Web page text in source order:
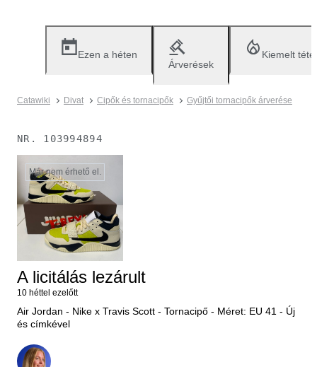
Ezen a héten
Árverések
Kiemelt
Catawiki Divat Cipők és tornacipők Gyűjtői tornacipők árverése
NR. 103994894
Már nem érhető el.
A licitálás lezárult
10 héttel ezelőtt
Air Jordan - Nike x Travis Scott - Tornacipő - Méret: EU 41 - Új
és címkével